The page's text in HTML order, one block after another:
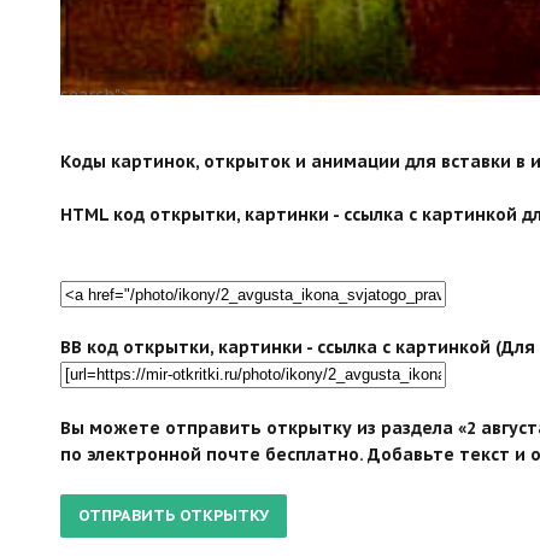
search">
Коды картинок, открыток и анимации для вставки в
HTML код открытки, картинки - ссылка с картинкой
BB код открытки, картинки - ссылка с картинкой
Вы можете отправить открытку из раздела «2
по электронной почте бесплатно. Добавьте текст и